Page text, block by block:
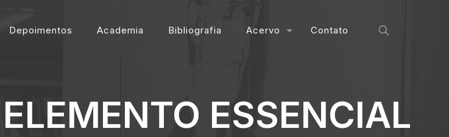
Depoimentos Academia Bibliografia Acervo Contato
ESSENCIAL